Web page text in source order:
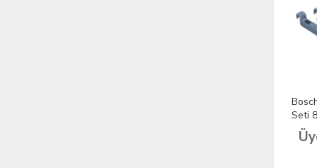
Seti